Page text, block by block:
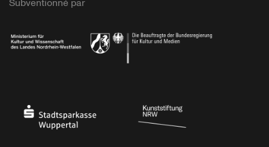
Subventionné par